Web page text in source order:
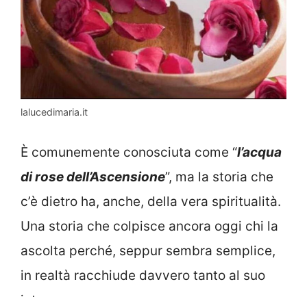
lalucedimaria.it
È comunemente conosciuta come “l’acqua
di rose dell’Ascensione”, ma la storia che
c’è dietro ha, anche, della vera spiritualità.
Una storia che colpisce ancora oggi chi la
ascolta perché, seppur sembra semplice,
in realtà racchiude davvero tanto al suo